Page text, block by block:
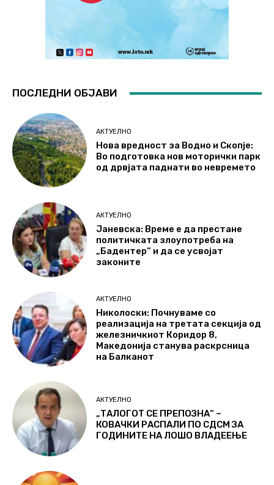
ПОСЛЕДНИ ОБЈАВИ
АКТУЕЛНО
Нова вредност за Водно и Скопје:
Во подготовка нов моторички парк
од дрвјата паднати во невремето
АКТУЕЛНО
Јаневска: Време е да престане
политичката злоупотреба на
„Бадентер“ и да се усвојат
законите
АКТУЕЛНО
Николоски: Почнуваме со
реализација на третата секција од
железничкиот Коридор 8,
Македонија станува раскрсница
на Балканот
АКТУЕЛНО
„ТАЛОГОТ СЕ ПРЕПОЗНА“ –
КОВАЧКИ РАСПАЛИ ПО СДСМ ЗА
ГОДИНИТЕ НА ЛОШО ВЛАДЕЕЊЕ